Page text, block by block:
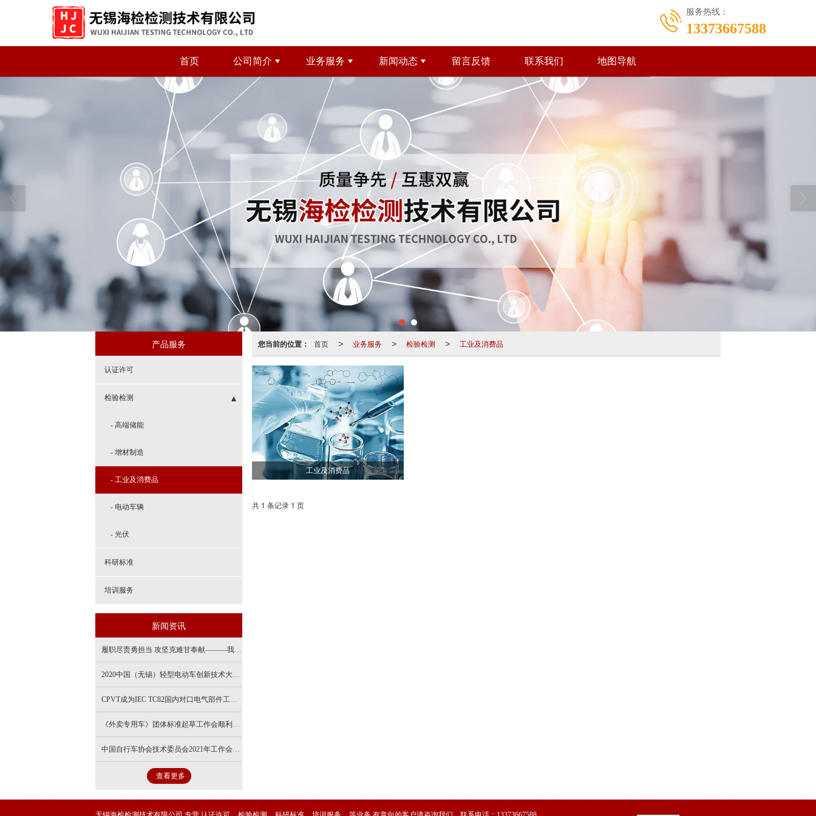
服务热线：
13373667588
首页 公司简介 业务服务 新闻动态 留言反馈 联系我们 地图导航
您当前的位置： 首页 > 业务服务 > 检验检测 > 工业及消费品
工业及消费品
共 1 条记录 1 页
产品服务
认证许可
检验检测
- 高端储能
- 增材制造
- 工业及消费品
- 电动车辆
- 光伏
科研标准
培训服务
新闻资讯
履职尽责勇担当 攻坚克难甘奉献———我院储能板块圆满完成铅酸蓄电池监督抽查任务
2020中国（无锡）轻型电动车创新技术大会顺利召开
CPVT成为IEC TC82国内对口电气部件工作组组长单位
《外卖专用车》团体标准起草工作会顺利召开
中国自行车协会技术委员会2021年工作会在苏州召开
查看更多